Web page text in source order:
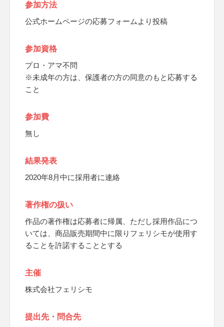
参加方法
公式ホームページの応募フォームより投稿
参加資格
プロ・アマ不問
※未成年の方は、保護者の方の同意のもと応募する
こと
参加費
無し
結果発表
2020年8月中に採用者に連絡
著作権の扱い
作品の著作権は応募者に帰属、ただし採用作品につ
いては、商品販売期間中に限りフェリシモが使用す
ることを許諾することとする
主催
株式会社フェリシモ
提出先・問合先